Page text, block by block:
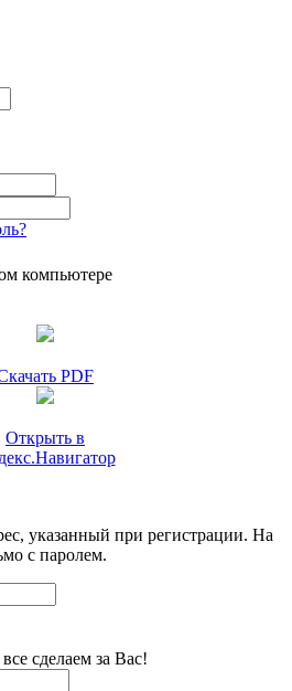
компьютере
PDF
Открыть в
указанный при регистрации. На
с паролем.
сделаем за Вас!